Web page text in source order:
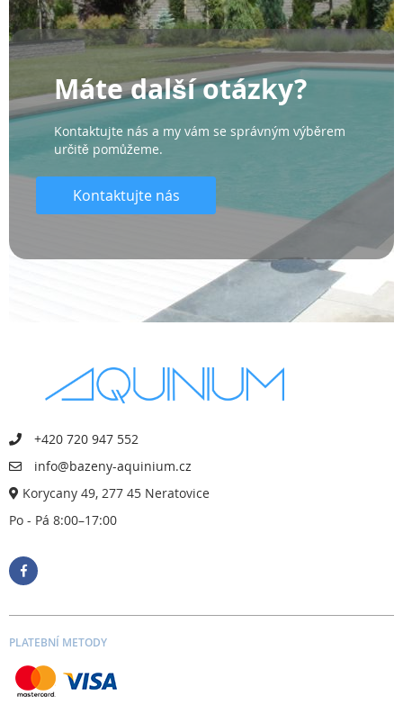
Máte další otázky?
Kontaktujte nás a my vám se správným výběrem
určitě pomůžeme.
Kontaktujte nás
+420 720 947 552
info@bazeny-aquinium.cz
Korycany 49, 277 45 Neratovice
Po - Pá 8:00–17:00
PLATEBNÍ METODY